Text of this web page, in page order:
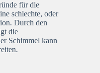
für die
schlechte, oder
Durch den
die
Schimmel kann